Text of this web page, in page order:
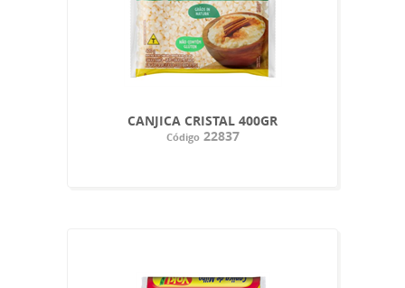
CANJICA CRISTAL 400GR
Código22837